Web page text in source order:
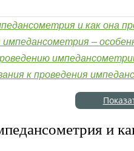
и как она
импедансометрия –
к проведения
и